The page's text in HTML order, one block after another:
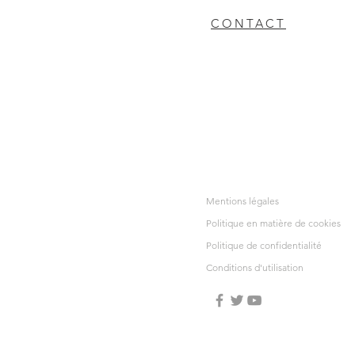
CONTACT
Mentions légales
Politique en matière de cookies
Politique de confidentialité
Conditions d'utilisation